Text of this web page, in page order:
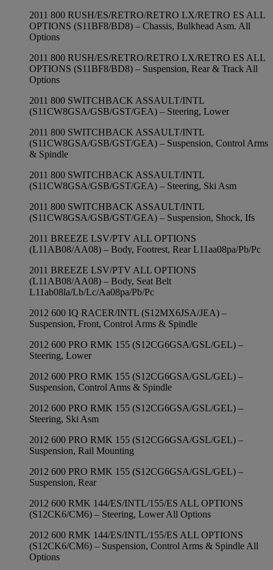
2011 800 RUSH/ES/RETRO/RETRO LX/RETRO ES ALL
OPTIONS (S11BF8/BD8) – Chassis, Bulkhead Asm. All
Options
2011 800 RUSH/ES/RETRO/RETRO LX/RETRO ES ALL
OPTIONS (S11BF8/BD8) – Suspension, Rear & Track All
Options
2011 800 SWITCHBACK ASSAULT/INTL
(S11CW8GSA/GSB/GST/GEA) – Steering, Lower
2011 800 SWITCHBACK ASSAULT/INTL
(S11CW8GSA/GSB/GST/GEA) – Suspension, Control Arms
& Spindle
2011 800 SWITCHBACK ASSAULT/INTL
(S11CW8GSA/GSB/GST/GEA) – Steering, Ski Asm
2011 800 SWITCHBACK ASSAULT/INTL
(S11CW8GSA/GSB/GST/GEA) – Suspension, Shock, Ifs
2011 BREEZE LSV/PTV ALL OPTIONS
(L11AB08/AA08) – Body, Footrest, Rear L11aa08pa/Pb/Pc
2011 BREEZE LSV/PTV ALL OPTIONS
(L11AB08/AA08) – Body, Seat Belt
L11ab08la/Lb/Lc/Aa08pa/Pb/Pc
2012 600 IQ RACER/INTL (S12MX6JSA/JEA) –
Suspension, Front, Control Arms & Spindle
2012 600 PRO RMK 155 (S12CG6GSA/GSL/GEL) –
Steering, Lower
2012 600 PRO RMK 155 (S12CG6GSA/GSL/GEL) –
Suspension, Control Arms & Spindle
2012 600 PRO RMK 155 (S12CG6GSA/GSL/GEL) –
Steering, Ski Asm
2012 600 PRO RMK 155 (S12CG6GSA/GSL/GEL) –
Suspension, Rail Mounting
2012 600 PRO RMK 155 (S12CG6GSA/GSL/GEL) –
Suspension, Rear
2012 600 RMK 144/ES/INTL/155/ES ALL OPTIONS
(S12CK6/CM6) – Steering, Lower All Options
2012 600 RMK 144/ES/INTL/155/ES ALL OPTIONS
(S12CK6/CM6) – Suspension, Control Arms & Spindle All
Options